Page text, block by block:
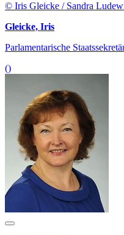
© Iris Gleicke / Sandra
Gleicke, Iris
Parlamentarische
()